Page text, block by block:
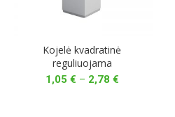
Kojelė kvadratinė
reguliuojama
1,05 € – 2,78 €Price